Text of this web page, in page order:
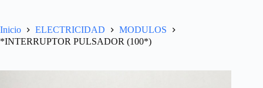
Inicio ELECTRICIDAD
MODULOS
*INTERRUPTOR PULSADOR (100*)